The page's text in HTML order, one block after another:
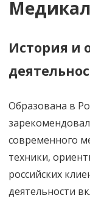
Медикал
История и
Образована в
современного
техники,
российских
деятельности